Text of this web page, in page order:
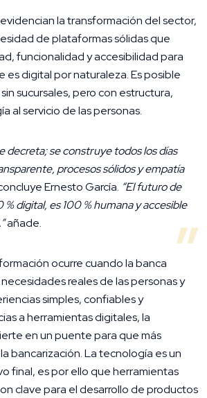
la transformación del sector,
de plataformas sólidas que
funcionalidad y accesibilidad para
es digital por naturaleza. Es posible
sucursales, pero con estructura,
al servicio de las personas.
decreta; se construye todos los días
procesos sólidos y empatía
Ernesto García. “El futuro de
% digital, es 100 % humana y accesible
añade.
ocurre cuando la banca
reales de las personas y
simples, confiables y
a herramientas digitales, la
en un puente para que más
bancarización. La tecnología es un
final, es por ello que herramientas
clave para el desarrollo de productos